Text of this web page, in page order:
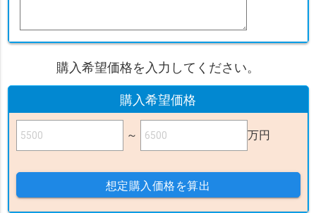
購入希望価格を入力してください。
購入希望価格
～ 万円
想定購入価格を算出